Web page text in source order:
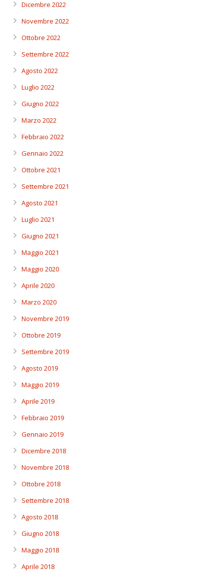
Dicembre 2022
Novembre 2022
Ottobre 2022
Settembre 2022
Agosto 2022
Luglio 2022
Giugno 2022
Marzo 2022
Febbraio 2022
Gennaio 2022
Ottobre 2021
Settembre 2021
Agosto 2021
Luglio 2021
Giugno 2021
Maggio 2021
Maggio 2020
Aprile 2020
Marzo 2020
Novembre 2019
Ottobre 2019
Settembre 2019
Agosto 2019
Maggio 2019
Aprile 2019
Febbraio 2019
Gennaio 2019
Dicembre 2018
Novembre 2018
Ottobre 2018
Settembre 2018
Agosto 2018
Giugno 2018
Maggio 2018
Aprile 2018